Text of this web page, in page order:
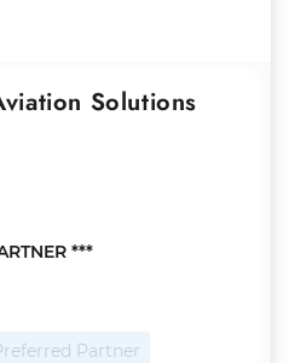
Solutions
***
Partner